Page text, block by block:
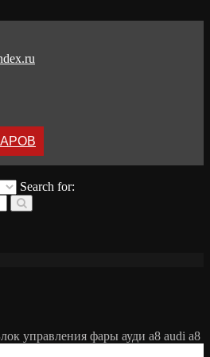
А8
Search for:
управления фары ауди а8 audi a8